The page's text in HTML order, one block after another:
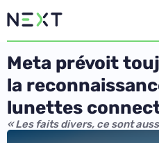
Meta prévoit
la
lunettes
« Les faits divers, ce sont